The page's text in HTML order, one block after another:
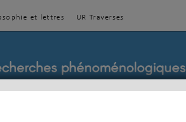
et lettres UR Traverses
phénoménologiques